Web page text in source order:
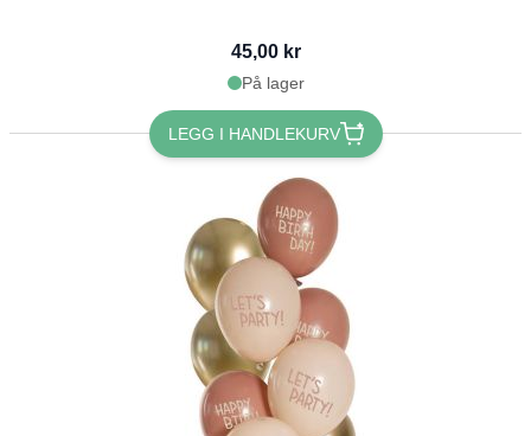
45,00 kr
På lager
LEGG I HANDLEKURV